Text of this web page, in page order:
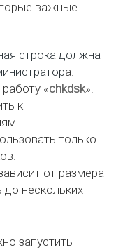
важные
строка должна
а.
«chkdsk».
к
только
от размера
нескольких
запустить